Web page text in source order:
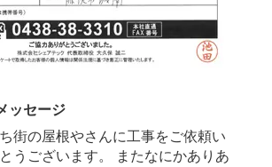
ッセージ
街の屋根やさんに工事をご依頼い
うございます。 またなにかありあ